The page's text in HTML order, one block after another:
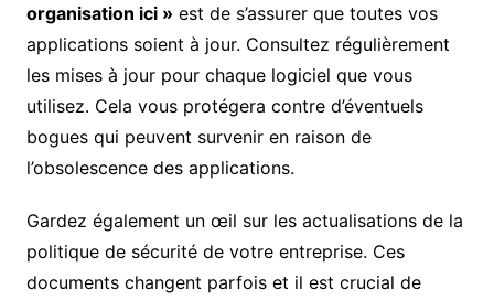
organisation ici » est de s’assurer que toutes vos
applications soient à jour. Consultez régulièrement
les mises à jour pour chaque logiciel que vous
utilisez. Cela vous protégera contre d’éventuels
bogues qui peuvent survenir en raison de
l’obsolescence des applications.
Gardez également un œil sur les actualisations de la
politique de sécurité de votre entreprise. Ces
documents changent parfois et il est crucial de